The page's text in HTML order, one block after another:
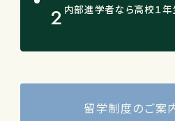
2 内部進学者なら高校１
留学制度のご案